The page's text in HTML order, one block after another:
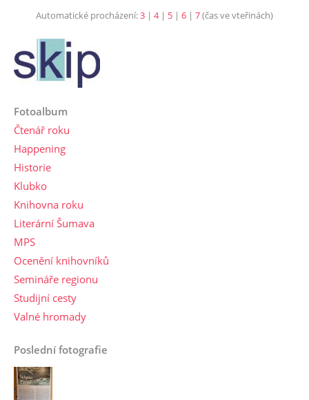
Automatické procházení:3 | 4| 5 | 6 | 7(čas ve vteřinách)
Fotoalbum
Čtenář roku
Happening
Historie
Klubko
Knihovna roku
Literární Šumava
MPS
Ocenění knihovníků
Semináře regionu
Studijní cesty
Valné hromady
Poslední fotografie